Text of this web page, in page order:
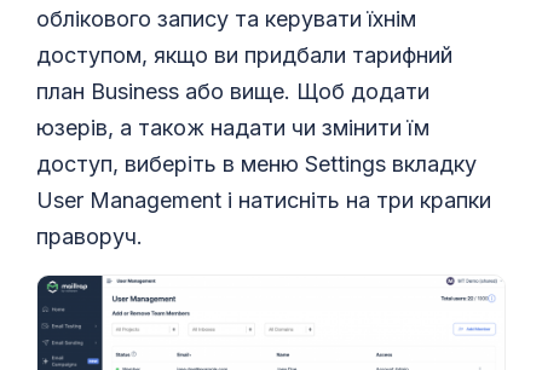
облікового запису та керувати їхнім
доступом, якщо ви придбали тарифний
план Business або вище. Щоб додати
юзерів, а також надати чи змінити їм
доступ, виберіть в меню Settings вкладку
User Management і натисніть на три крапки
праворуч.